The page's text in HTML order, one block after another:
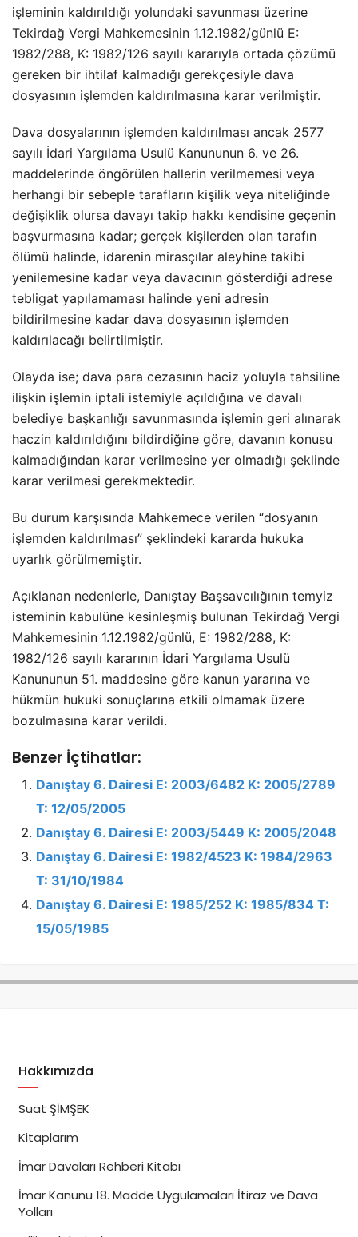
işleminin kaldırıldığı yolundaki savunması üzerine
Tekirdağ Vergi Mahkemesinin 1.12.1982/günlü E:
1982/288, K: 1982/126 sayılı kararıyla ortada çözümü
gereken bir ihtilaf kalmadığı gerekçesiyle dava
dosyasının işlemden kaldırılmasına karar verilmiştir.
Dava dosyalarının işlemden kaldırılması ancak 2577
sayılı İdari Yargılama Usulü Kanununun 6. ve 26.
maddelerinde öngörülen hallerin verilmemesi veya
herhangi bir sebeple tarafların kişilik veya niteliğinde
değişiklik olursa davayı takip hakkı kendisine geçenin
başvurmasına kadar; gerçek kişilerden olan tarafın
ölümü halinde, idarenin mirasçılar aleyhine takibi
yenilemesine kadar veya davacının gösterdiği adrese
tebligat yapılamaması halinde yeni adresin
bildirilmesine kadar dava dosyasının işlemden
kaldırılacağı belirtilmiştir.
Olayda ise; dava para cezasının haciz yoluyla tahsiline
ilişkin işlemin iptali istemiyle açıldığına ve davalı
belediye başkanlığı savunmasında işlemin geri alınarak
haczin kaldırıldığını bildirdiğine göre, davanın konusu
kalmadığından karar verilmesine yer olmadığı şeklinde
karar verilmesi gerekmektedir.
Bu durum karşısında Mahkemece verilen “dosyanın
işlemden kaldırılması” şeklindeki kararda hukuka
uyarlık görülmemiştir.
Açıklanan nedenlerle, Danıştay Başsavcılığının temyiz
isteminin kabulüne kesinleşmiş bulunan Tekirdağ Vergi
Mahkemesinin 1.12.1982/günlü, E: 1982/288, K:
1982/126 sayılı kararının İdari Yargılama Usulü
Kanununun 51. maddesine göre kanun yararına ve
hükmün hukuki sonuçlarına etkili olmamak üzere
bozulmasına karar verildi.
Benzer İçtihatlar:
Danıştay 6. Dairesi E: 2003/6482 K: 2005/2789
T: 12/05/2005
Danıştay 6. Dairesi E: 2003/5449 K: 2005/2048
Danıştay 6. Dairesi E: 1982/4523 K: 1984/2963
T: 31/10/1984
Danıştay 6. Dairesi E: 1985/252 K: 1985/834 T:
15/05/1985
Hakkımızda
Suat ŞİMŞEK
Kitaplarım
İmar Davaları Rehberi Kitabı
İmar Kanunu 18. Madde Uygulamaları İtiraz ve Dava
Yolları